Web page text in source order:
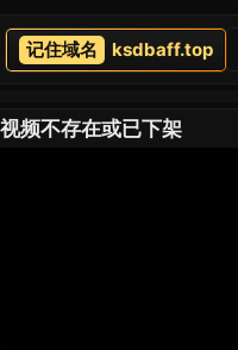
ksdbaff.top
视频不存在或已下架